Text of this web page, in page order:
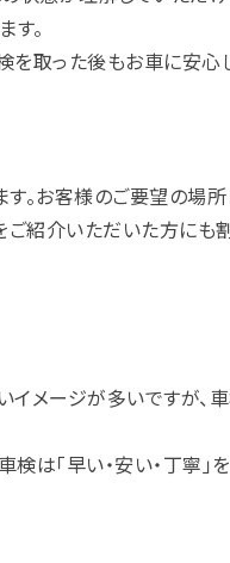
す。
を取った後もお車に安心
。お客様のご要望の場
ご紹介いただいた方にも
メージが多いですが、
は「早い・安い・丁寧」